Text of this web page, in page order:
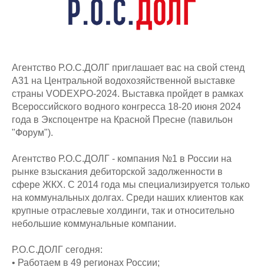
Агентство Р.О.С.ДОЛГ приглашает вас на свой стенд
А31 на Центральной водохозяйственной выставке
страны VODEXPO-2024. Выставка пройдет в рамках
Всероссийского водного конгресса 18-20 июня 2024
года в Экспоцентре на Красной Пресне (павильон
"Форум").
Агентство Р.О.С.ДОЛГ - компания №1 в России на
рынке взыскания дебиторской задолженности в
сфере ЖКХ. С 2014 года мы специализируется только
на коммунальных долгах. Среди наших клиентов как
крупные отраслевые холдинги, так и относительно
небольшие коммунальные компании.
Р.О.С.ДОЛГ сегодня:
• Работаем в 49 регионах России;